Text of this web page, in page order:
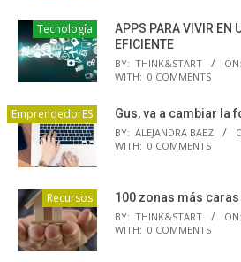
Tecnología
APPS PARA VIVIR EN
EFICIENTE
BY: THINK&START ON:
WITH: 0 COMMENTS
EmprendedorES Gus, va a cambiar la
BY: ALEJANDRA BAEZ
WITH: 0 COMMENTS
Recursos 100 zonas más caras
BY: THINK&START ON:
WITH: 0 COMMENTS